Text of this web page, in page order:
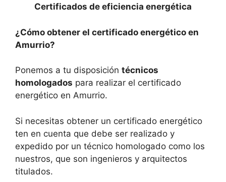
Certificados de eficiencia energética
¿Cómo obtener el certificado energético en
Amurrio?
Ponemos a tu disposición técnicos
homologados para realizar el certificado
energético en Amurrio.
Si necesitas obtener un certificado energético
ten en cuenta que debe ser realizado y
expedido por un técnico homologado como los
nuestros, que son ingenieros y arquitectos
titulados.